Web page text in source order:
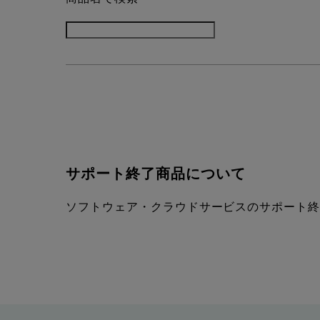
サポート終了商品について
ソフトウェア・クラウドサービスのサポート